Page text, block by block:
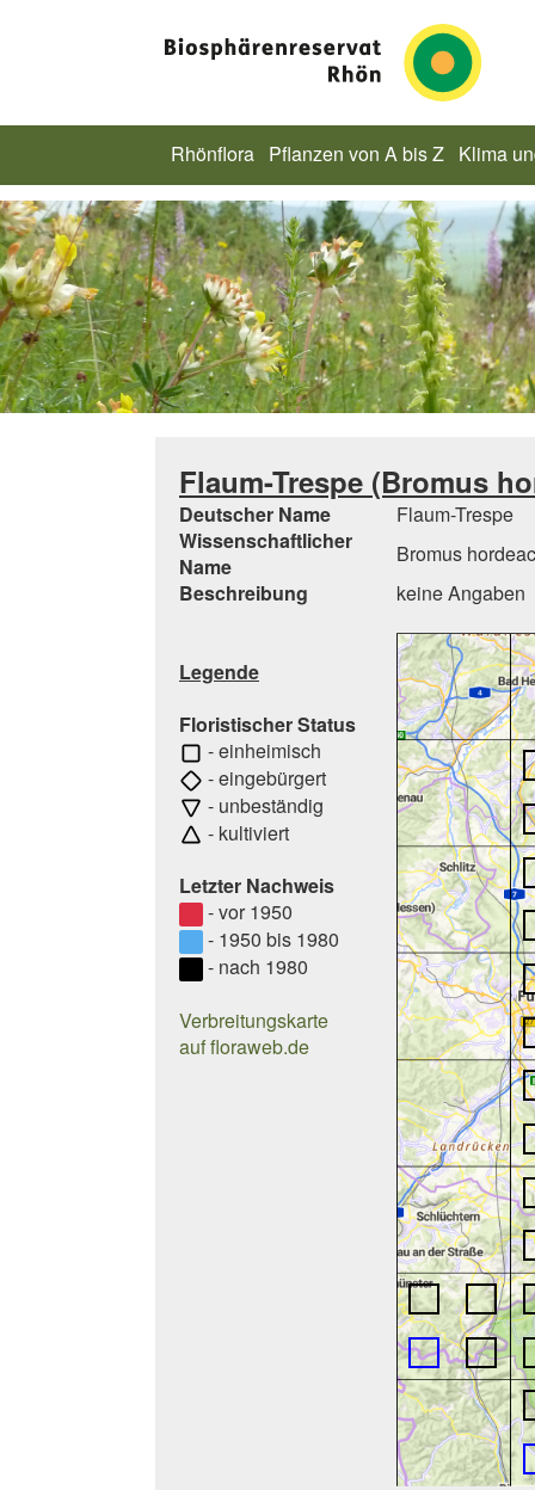
Rhönflora Pflanzen von A bis Z Klima
Flaum-Trespe (Bromus
Deutscher Name
Flaum-Trespe
Wissenschaftlicher
Name
Bromus
Beschreibung
keine Angaben
Legende
Floristischer Status
- einheimisch
- eingebürgert
- unbeständig
- kultiviert
Letzter Nachweis
- vor 1950
- 1950 bis 1980
- nach 1980
Verbreitungskarte
auf floraweb.de